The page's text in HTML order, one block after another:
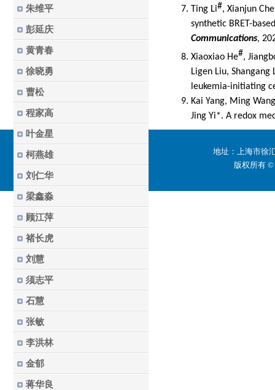
朱维平
彭延庆
黄青春
徐晓勇
曹松
程家高
叶金星
柯燕雄
刘仁华
梁鑫淼
顾江萍
褚长虎
刘慧
须志平
石慧
张敏
李洪林
金郁
蒋华良
7. Ting Li#, Xianjun
synthetic BRET-
Communications,
8. Xiaoxiao He#,
Ligen Liu,
leukemia-initiating
9. Kai Yang, Ming
Jing Yi*. A redox
地址：上海市徐
版权所有 ©